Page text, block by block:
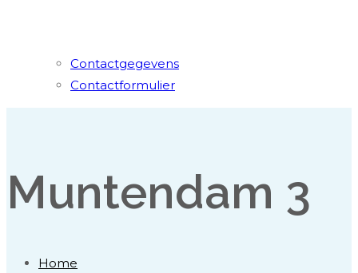
Contactgegevens
Contactformulier
Muntendam 3
Home